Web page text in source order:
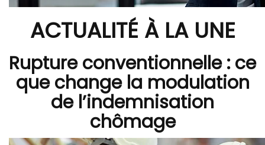
ACTUALITÉ À LA UNE
Rupture conventionnelle : ce
que change la modulation
de l’indemnisation
chômage